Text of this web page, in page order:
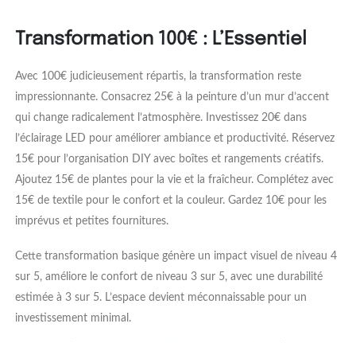
Transformation 100€ : L’Essentiel
Avec 100€ judicieusement répartis, la transformation reste
impressionnante. Consacrez 25€ à la peinture d’un mur d’accent
qui change radicalement l’atmosphère. Investissez 20€ dans
l’éclairage LED pour améliorer ambiance et productivité. Réservez
15€ pour l’organisation DIY avec boîtes et rangements créatifs.
Ajoutez 15€ de plantes pour la vie et la fraîcheur. Complétez avec
15€ de textile pour le confort et la couleur. Gardez 10€ pour les
imprévus et petites fournitures.
Cette transformation basique génère un impact visuel de niveau 4
sur 5, améliore le confort de niveau 3 sur 5, avec une durabilité
estimée à 3 sur 5. L’espace devient méconnaissable pour un
investissement minimal.